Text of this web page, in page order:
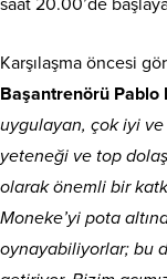
saat 20.00’de
Karşılaşma öncesi
Başantrenörü Pablo
uygulayan, çok iyi
yeteneği ve top
olarak önemli bir
Moneke’yi pota
oynayabiliyorlar; bu